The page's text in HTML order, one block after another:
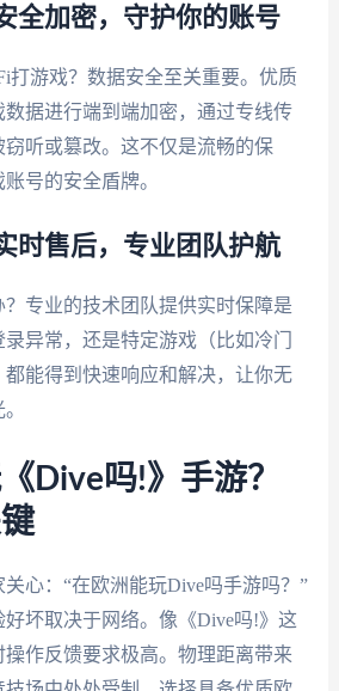
全加密，守护你的账号
打游戏？数据安全至关重要。优质
据进行端到端加密，通过专线传
听或篡改。这不仅是流畅的保
号的安全盾牌。
时售后，专业团队护航
专业的技术团队提供实时保障是
异常，还是特定游戏（比如冷门
能得到快速响应和解决，让你无
Dive吗!》手游？
心：“在欧洲能玩Dive吗手游吗？”
坏取决于网络。像《Dive吗!》这
作反馈要求极高。物理距离带来